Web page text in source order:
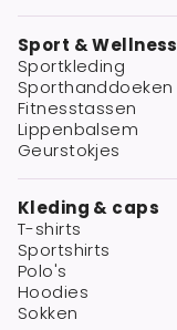
Sport & Wellness
Sportkleding
Sporthanddoeken
Fitnesstassen
Lippenbalsem
Geurstokjes
Kleding & caps
T-shirts
Sportshirts
Polo's
Hoodies
Sokken